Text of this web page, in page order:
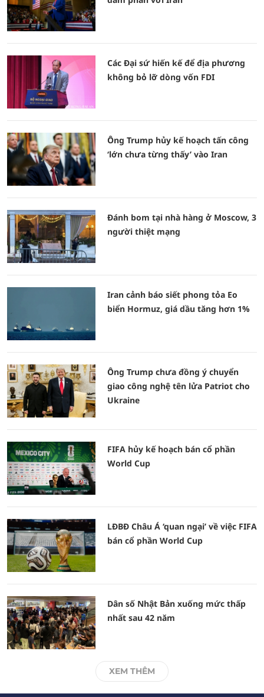
Các Đại sứ hiến kế để địa phương
không bỏ lỡ dòng vốn FDI
Ông Trump hủy kế hoạch tấn công
‘lớn chưa từng thấy’ vào Iran
Đánh bom tại nhà hàng ở Moscow, 3
người thiệt mạng
Iran cảnh báo siết phong tỏa Eo
biển Hormuz, giá dầu tăng hơn 1%
Ông Trump chưa đồng ý chuyển
giao công nghệ tên lửa Patriot cho
Ukraine
FIFA hủy kế hoạch bán cổ phần
World Cup
LĐBĐ Châu Á ‘quan ngại’ về việc FIFA
bán cổ phần World Cup
Dân số Nhật Bản xuống mức thấp
nhất sau 42 năm
XEM THÊM